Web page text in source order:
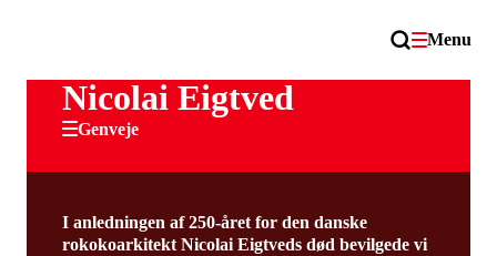
Menu
Nicolai Eigtved
Genveje
I anledningen af 250-året for den danske
rokokoarkitekt Nicolai Eigtveds død bevilgede vi